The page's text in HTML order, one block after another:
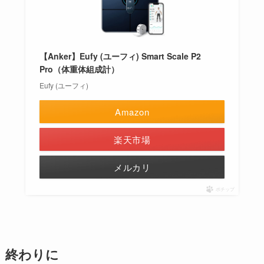
【Anker】Eufy (ユーフィ) Smart Scale P2
Pro（体重体組成計）
Eufy (ユーフィ)
Amazon
楽天市場
メルカリ
ポチップ
終わりに